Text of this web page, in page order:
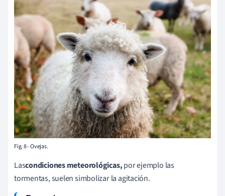
Fig. 8 - Ovejas.
Lascondiciones meteorológicas,por ejemplo las
tormentas, suelen simbolizar la agitación.